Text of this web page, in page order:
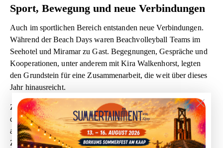
Sport, Bewegung und neue Verbindungen
Auch im sportlichen Bereich entstanden neue Verbindungen.
Während der Beach Days waren Beachvolleyball Teams im
Seehotel und Miramar zu Gast. Begegnungen, Gespräche und
Kooperationen, unter anderem mit Kira Walkenhorst, legten
den Grundstein für eine Zusammenarbeit, die weit über dieses
Jahr hinausreicht.
Zwischen all den großen Momenten gab es auch die stilleren,
die genauso wichtig waren. Das Yoga Retreat im Seehotel,
ausgerichtet von Christian Dohle, schenkte Raum für bewusste
Zeit, für Ankommen, für Austausch. Ein Wochenende, das